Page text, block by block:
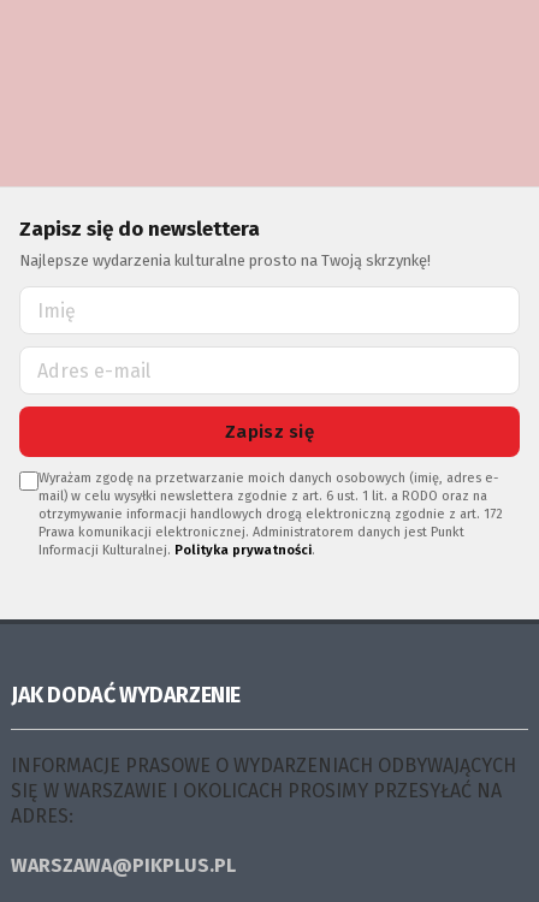
Zapisz się do newslettera
Najlepsze wydarzenia kulturalne prosto na Twoją skrzynkę!
Zapisz się
Wyrażam zgodę na przetwarzanie moich danych osobowych (imię, adres e-
mail) w celu wysyłki newslettera zgodnie z art. 6 ust. 1 lit. a RODO oraz na
otrzymywanie informacji handlowych drogą elektroniczną zgodnie z art. 172
Prawa komunikacji elektronicznej. Administratorem danych jest Punkt
Informacji Kulturalnej. Polityka prywatności.
JAK DODAĆ WYDARZENIE
INFORMACJE PRASOWE O WYDARZENIACH ODBYWAJĄCYCH
SIĘ W WARSZAWIE I OKOLICACH PROSIMY PRZESYŁAĆ NA
ADRES:
WARSZAWA@PIKPLUS.PL